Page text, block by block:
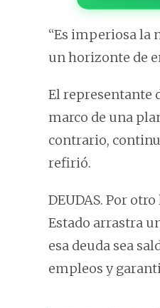
“Es imperiosa la
un horizonte de
El representante
marco de una
contrario,
refirió.
DEUDAS. Por
Estado arrastra
esa deuda sea
empleos y